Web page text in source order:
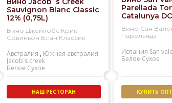
Sauvignon Blanc Classic
12% (0,75L)
Вино Джейкобс Крик
Совиньон Блан Классик
Австралия , Южная австралия
Jacob`s creek
Белое Сухое
НАШ РЕСТОРАН
Parellada
Catalunya
Вино Сан
Парельяда
Испания San
Белое Сухое
КУПИТЬ